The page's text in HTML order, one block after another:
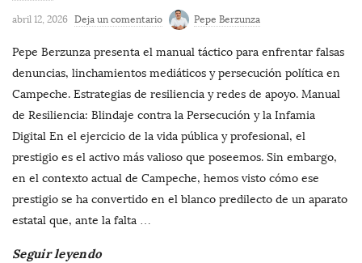
abril 12, 2026 Deja un comentario Pepe Berzunza
Pepe Berzunza presenta el manual táctico para enfrentar falsas
denuncias, linchamientos mediáticos y persecución política en
Campeche. Estrategias de resiliencia y redes de apoyo. Manual
de Resiliencia: Blindaje contra la Persecución y la Infamia
Digital En el ejercicio de la vida pública y profesional, el
prestigio es el activo más valioso que poseemos. Sin embargo,
en el contexto actual de Campeche, hemos visto cómo ese
prestigio se ha convertido en el blanco predilecto de un aparato
estatal que, ante la falta …
Seguir leyendo